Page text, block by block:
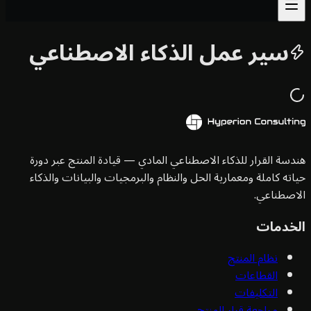
سير عمل الذكاء الاصطناعي
القرار للذكاء الاصطناعي المادي — قيادة المنتج عبر دورة
كاملة ومعمارية الحل والنظام والبرمجيات والبيانات والذكاء
نظام المنتج
القطاعات
التكليفات